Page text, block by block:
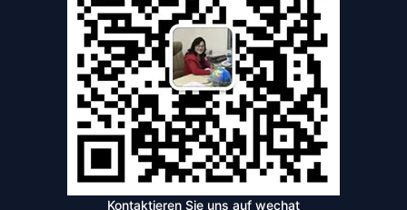
Kontaktieren Sie uns auf wechat